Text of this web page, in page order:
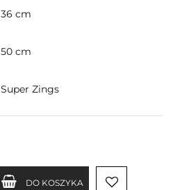
36 cm
50 cm
Super Zings
DO KOSZYKA